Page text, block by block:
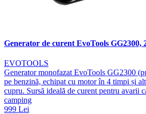
Generator de curent EvoTools GG2300,
EVOTOOLS
Generator monofazat EvoTools GG2300
pe benzină, echipat cu motor în 4 timpi și
cupru. Sursă ideală de curent pentru avarii
camping
999 Lei